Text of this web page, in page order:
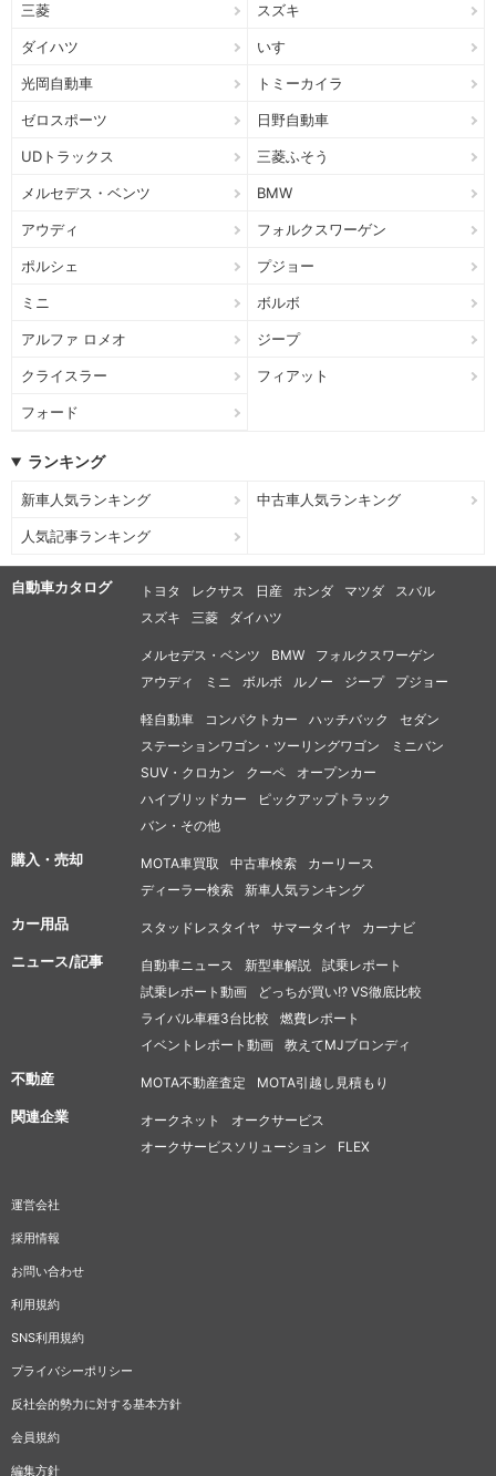
三菱 スズキ
ダイハツ いすゞ
光岡自動車 トミーカイラ
ゼロスポーツ 日野自動車
UDトラックス 三菱ふそう
メルセデス・ベンツ BMW
アウディ フォルクスワーゲン
ポルシェ プジョー
ミニ ボルボ
アルファ ロメオ ジープ
クライスラー フィアット
フォード
ランキング
新車人気ランキング 中古車人気ランキング
人気記事ランキング
自動車カタログ トヨタ レクサス 日産 ホンダ マツダ
スバル
スズキ
三菱 ダイハツ
メルセデス・ベンツ BMW
フォルクスワーゲン
アウディ
ミニ ボルボ ルノー ジープ プジョー
軽自動車 コンパクトカー ハッチバック
セダン
ステーションワゴン・ツーリングワゴン
ミニバン
SUV・クロカン
クーペ
オープンカー
ハイブリッドカー
ピックアップトラック
バン・その他
購入・売却 MOTA車買取 中古車検索
カーリース
ディーラー検索
新車人気ランキング
カー用品 スタッドレスタイヤ サマータイヤ カーナビ
ニュース/記事 自動車ニュース 新型車解説
試乗レポート
試乗レポート動画
どっちが買い!? VS徹底比較
ライバル車種3台比較
燃費レポート
イベントレポート動画
教えてMJブロンディ
不動産 MOTA不動産査定 MOTA引越し見積もり
関連企業 オークネット
オークサービス
オークサービスソリューション
FLEX
運営会社
採用情報
お問い合わせ
利用規約
SNS利用規約
プライバシーポリシー
反社会的勢力に対する基本方針
会員規約
編集方針